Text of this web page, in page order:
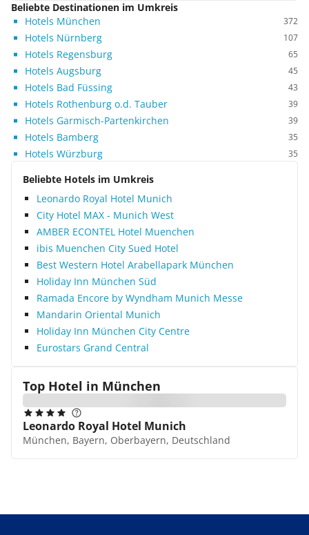
Beliebte Destinationen im Umkreis
Hotels München
372
Hotels Nürnberg 107
Hotels Regensburg 65
Hotels Augsburg 45
Hotels Bad Füssing 43
Hotels Rothenburg o.d. Tauber 39
Hotels Garmisch-Partenkirchen 39
Hotels Bamberg 35
Hotels Würzburg 35
Beliebte Hotels im Umkreis
Leonardo Royal Hotel Munich
City Hotel MAX - Munich West
AMBER ECONTEL Hotel Muenchen
ibis Muenchen City Sued Hotel
Best Western Hotel Arabellapark München
Holiday Inn München Süd
Ramada Encore by Wyndham Munich Messe
Mandarin Oriental Munich
Holiday Inn München City Centre
Eurostars Grand Central
Top Hotel in München
Leonardo Royal Hotel Munich
München, Bayern, Oberbayern, Deutschland